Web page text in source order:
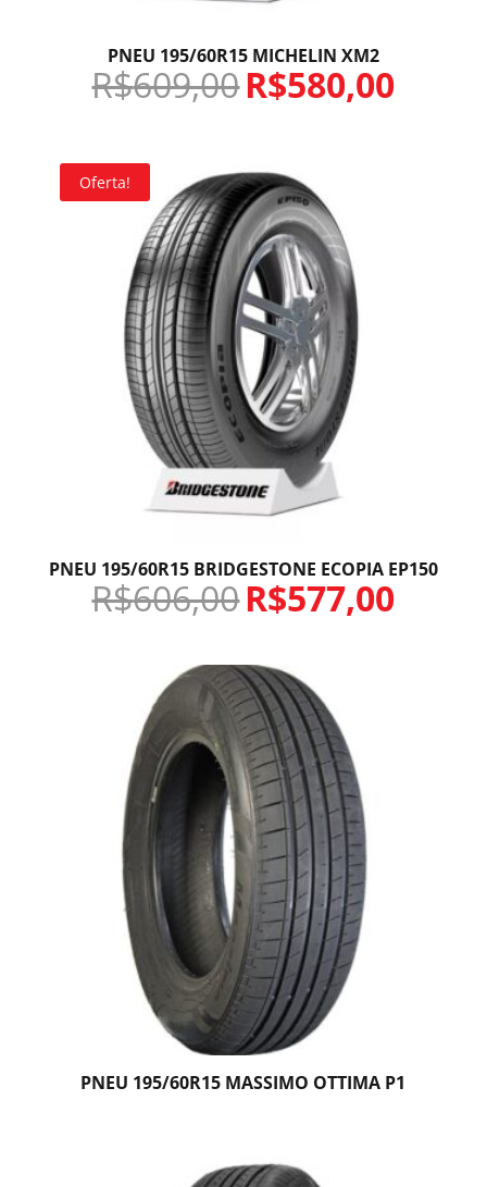
PNEU 195/60R15 MICHELIN XM2
R$609,00R$580,00
Oferta!
PNEU 195/60R15 BRIDGESTONE ECOPIA EP150
R$606,00R$577,00
PNEU 195/60R15 MASSIMO OTTIMA P1